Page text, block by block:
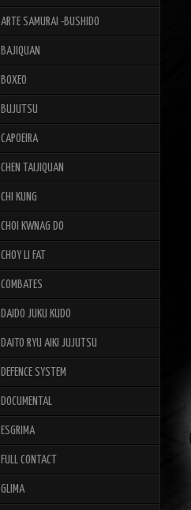
ARTE SAMURAI -BUSHIDO
BAJIQUAN
BOXEO
BUJUTSU
CAPOEIRA
CHEN TAIJIQUAN
CHI KUNG
CHOI KWNAG DO
CHOY LI FAT
COMBATES
DAIDO JUKU KUDO
DAITO RYU AIKI JUJUTSU
DEFENCE SYSTEM
DOCUMENTAL
ESGRIMA
FULL CONTACT
GLIMA